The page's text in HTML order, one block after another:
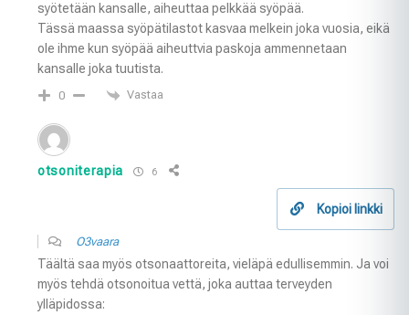
syötetään kansalle, aiheuttaa pelkkää syöpää.
Tässä maassa syöpätilastot kasvaa melkein joka vuosia, eikä
ole ihme kun syöpää aiheuttvia paskoja ammennetaan
kansalle joka tuutista.
0 Vastaa
otsoniterapia 6
Kopioi linkki
O3vaara
Täältä saa myös otsonaattoreita, vieläpä edullisemmin. Ja voi
myös tehdä otsonoitua vettä, joka auttaa terveyden
ylläpidossa: